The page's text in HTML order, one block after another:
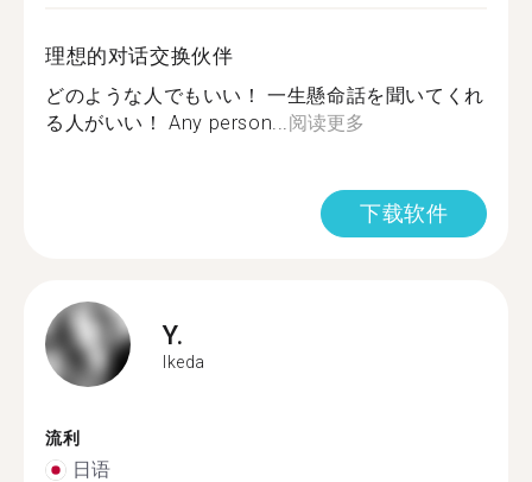
理想的对话交换伙伴
どのような人でもいい！ 一生懸命話を聞いてくれ
る人がいい！ Any person... 阅读更多
下载软件
Y.
Ikeda
流利
日语